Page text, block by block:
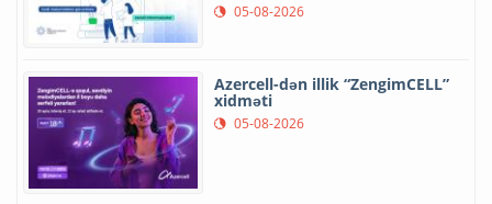
05-08-2026
Azercell-dən illik “ZengimCELL”
xidməti
05-08-2026